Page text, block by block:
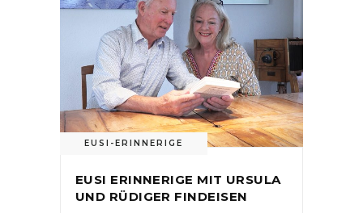
EUSI-ERINNERIGE
EUSI ERINNERIGE MIT URSULA
UND RÜDIGER FINDEISEN